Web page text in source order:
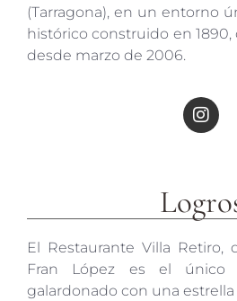
(Tarragona), en un entorno
histórico construido en
desde marzo de 2006.
El Restaurante Villa
Fran López es el
galardonado con una